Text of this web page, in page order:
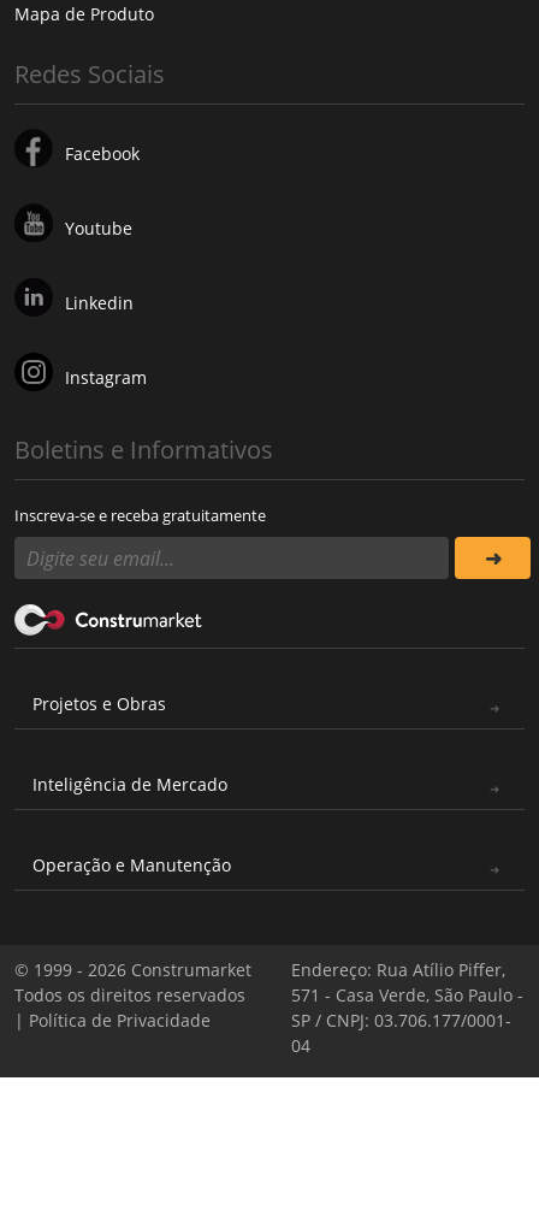
Mapa de Produto
Redes Sociais
Facebook
Youtube
Linkedin
Instagram
Boletins e Informativos
Inscreva-se e receba gratuitamente
Projetos e Obras
Inteligência de Mercado
Operação e Manutenção
© 1999 - 2026 Construmarket
Todos os direitos reservados
| Política de Privacidade
Endereço: Rua Atílio Piffer,
571 - Casa Verde, São Paulo -
SP / CNPJ: 03.706.177/0001-
04